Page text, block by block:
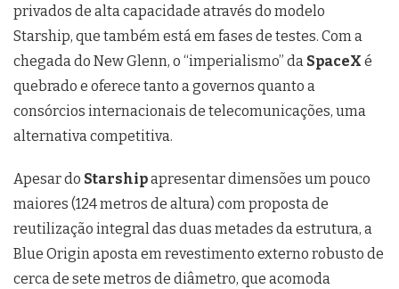
privados de alta capacidade através do modelo
Starship, que também está em fases de testes. Com a
chegada do New Glenn, o “imperialismo” da SpaceX é
quebrado e oferece tanto a governos quanto a
consórcios internacionais de telecomunicações, uma
alternativa competitiva.
Apesar do Starshipapresentar dimensões um pouco
maiores (124 metros de altura) com proposta de
reutilização integral das duas metades da estrutura, a
Blue Origin aposta em revestimento externo robusto de
cerca de sete metros de diâmetro, que acomoda